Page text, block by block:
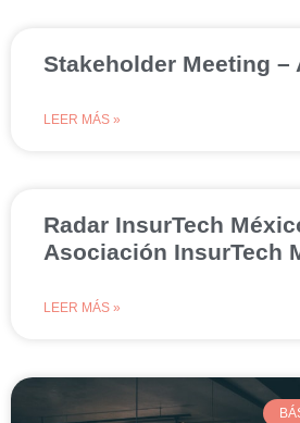
Stakeholder Meeting –
LEER MÁS »
Radar InsurTech
Asociación InsurTech
LEER MÁS »